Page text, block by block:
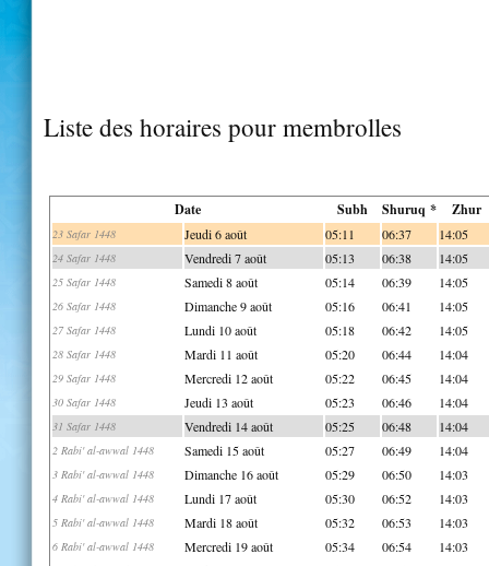
Liste des horaires pour membrolles
Date Subh Shuruq * Zhur
23 Safar 1448 Jeudi 6 août 05:11 06:37 14:05
24 Safar 1448 Vendredi 7 août 05:13 06:38 14:05
25 Safar 1448 Samedi 8 août 05:14 06:39 14:05
26 Safar 1448 Dimanche 9 août 05:16 06:41 14:05
27 Safar 1448 Lundi 10 août 05:18 06:42 14:05
28 Safar 1448 Mardi 11 août 05:20 06:44 14:04
29 Safar 1448 Mercredi 12 août 05:22 06:45 14:04
30 Safar 1448 Jeudi 13 août 05:23 06:46 14:04
31 Safar 1448 Vendredi 14 août 05:25 06:48 14:04
2 Rabi' al-awwal 1448 Samedi 15 août 05:27 06:49 14:04
3 Rabi' al-awwal 1448 Dimanche 16 août 05:29 06:50 14:03
4 Rabi' al-awwal 1448 Lundi 17 août 05:30 06:52 14:03
5 Rabi' al-awwal 1448 Mardi 18 août 05:32 06:53 14:03
6 Rabi' al-awwal 1448 Mercredi 19 août 05:34 06:54 14:03